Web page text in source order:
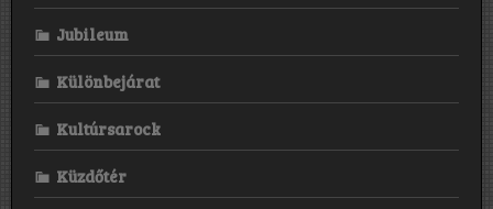
Jubileum
Különbejárat
Kultúrsarock
Küzdőtér